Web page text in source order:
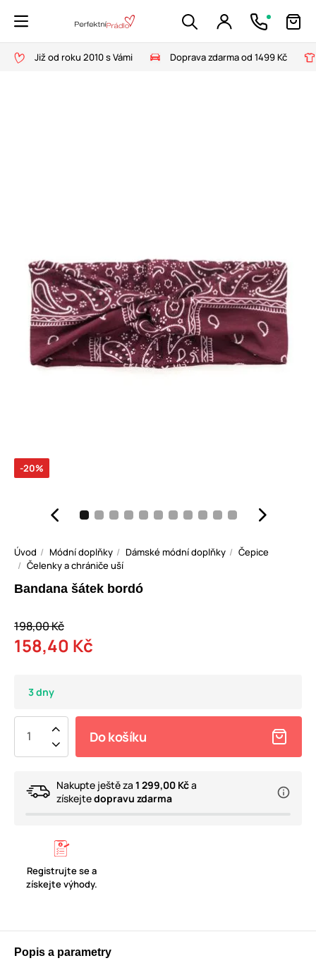
Již od roku 2010 s Vámi Doprava zdarma od 1499 Kč
-20%
Úvod Módní doplňky Dámské módní doplňky
Čepice
Čelenky a chrániče uší
Bandana šátek bordó
198,00 Kč
158,40 Kč
3 dny
Do košíku
Nakupte ještě za 1 299,00 Kča
získejtedopravu zdarma
Registrujte se a
získejte výhody.
Popis a parametry